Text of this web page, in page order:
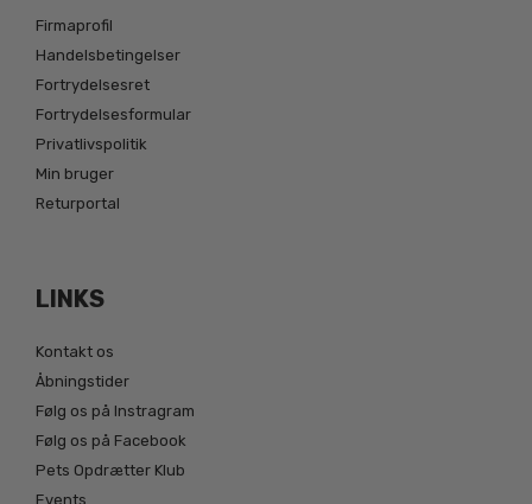
Firmaprofil
Handelsbetingelser
Fortrydelsesret
Fortrydelsesformular
Privatlivspolitik
Min bruger
Returportal
LINKS
Kontakt os
Åbningstider
Følg os på Instragram
Følg os på Facebook
Pets Opdrætter Klub
Events